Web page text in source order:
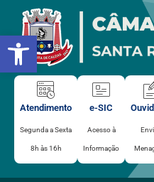
Abrir a barra de ferramentas
para
conteúdo
Atendimento
Segunda a Sexta
8h às 16h
e-SIC
Acesso à
Informação